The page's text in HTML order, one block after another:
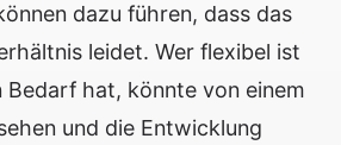
dazu führen, dass das
leidet. Wer flexibel ist
Bedarf hat, könnte von einem
und die Entwicklung